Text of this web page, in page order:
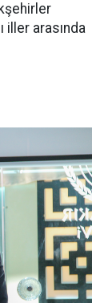
iller arasında